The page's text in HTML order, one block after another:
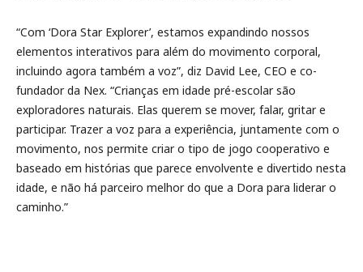
“Com ‘Dora Star Explorer’, estamos expandindo nossos
elementos interativos para além do movimento corporal,
incluindo agora também a voz”, diz David Lee, CEO e co-
fundador da Nex. “Crianças em idade pré-escolar são
exploradores naturais. Elas querem se mover, falar, gritar e
participar. Trazer a voz para a experiência, juntamente com o
movimento, nos permite criar o tipo de jogo cooperativo e
baseado em histórias que parece envolvente e divertido nesta
idade, e não há parceiro melhor do que a Dora para liderar o
caminho.”